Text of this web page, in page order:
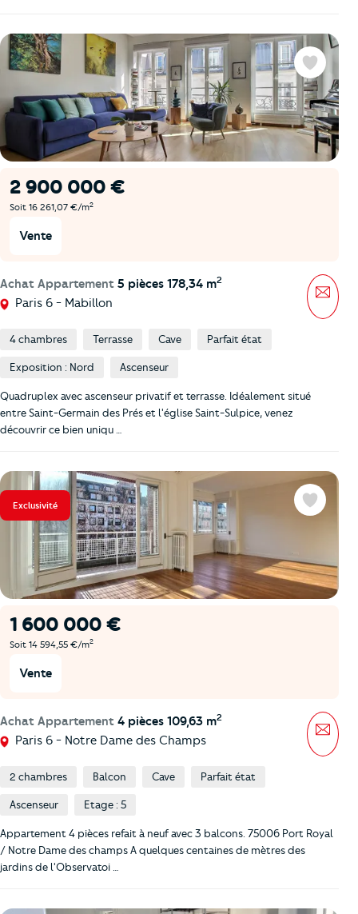
2 900 000 €
Soit 16 261,07 €/m2
Vente
Achat Appartement 5 pièces 178,34 m2
Paris 6 - Mabillon
Favoris
4 chambres Terrasse Cave Parfait état
Exposition : Nord Ascenseur
Quadruplex avec ascenseur privatif et terrasse. Idéalement situé
entre Saint-Germain des Prés et l'église Saint-Sulpice, venez
découvrir ce bien uniqu …
Exclusivité
1 600 000 €
Soit 14 594,55 €/m2
Vente
Achat Appartement 4 pièces 109,63 m2
Paris 6 - Notre Dame des Champs
Favoris
2 chambres Balcon Cave Parfait état
Ascenseur Etage : 5
Appartement 4 pièces refait à neuf avec 3 balcons. 75006 Port Royal
/ Notre Dame des champs A quelques centaines de mètres des
jardins de l'Observatoi …